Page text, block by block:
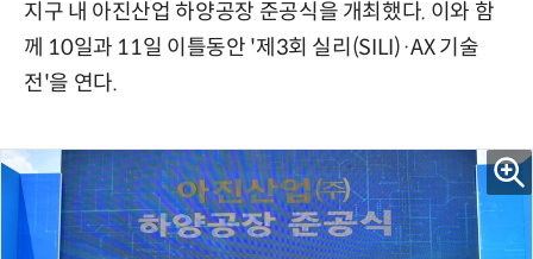
지구 내 아진산업 하양공장 준공식을 개최했다. 이와 함
께 10일과 11일 이틀동안 '제3회 실리(SILI)·AX 기술
전'을 연다.